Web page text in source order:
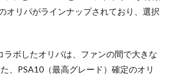
オリパがラインナップされており、選択
ボしたオリパは、ファンの間で大きな
、PSA10（最高グレード）確定のオリ